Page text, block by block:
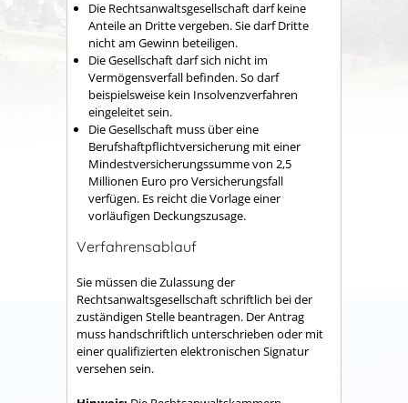
Die Rechtsanwaltsgesellschaft darf keine
Anteile an Dritte vergeben. Sie darf Dritte
nicht am Gewinn beteiligen.
Die Gesellschaft darf sich nicht im
Vermögensverfall befinden. So darf
beispielsweise kein Insolvenzverfahren
eingeleitet sein.
Die Gesellschaft muss über eine
Berufshaftpflichtversicherung mit einer
Mindestversicherungssumme von 2,5
Millionen Euro pro Versicherungsfall
verfügen. Es reicht die Vorlage einer
vorläufigen Deckungszusage.
Verfahrensablauf
Sie müssen die Zulassung der
Rechtsanwaltsgesellschaft schriftlich bei der
zuständigen Stelle beantragen. Der Antrag
muss handschriftlich unterschrieben oder mit
einer qualifizierten elektronischen Signatur
versehen sein.